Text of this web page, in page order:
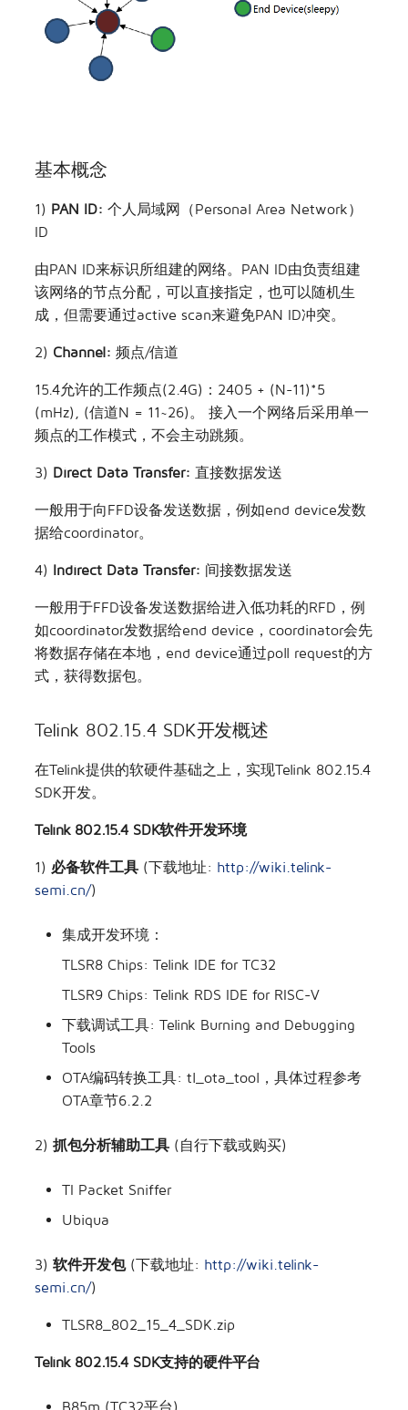
基本概念
1) PAN ID: 个人局域网（Personal Area Network）
ID
由PAN ID来标识所组建的网络。PAN ID由负责组建
该网络的节点分配，可以直接指定，也可以随机生
成，但需要通过active scan来避免PAN ID冲突。
2) Channel: 频点/信道
15.4允许的工作频点(2.4G)：2405 + (N-11)*5
(mHz), (信道N = 11~26)。 接入一个网络后采用单一
频点的工作模式，不会主动跳频。
3) Direct Data Transfer: 直接数据发送
一般用于向FFD设备发送数据，例如end device发数
据给coordinator。
4) Indirect Data Transfer: 间接数据发送
一般用于FFD设备发送数据给进入低功耗的RFD，例
如coordinator发数据给end device，coordinator会先
将数据存储在本地，end device通过poll request的方
式，获得数据包。
Telink 802.15.4 SDK开发概述
在Telink提供的软硬件基础之上，实现Telink 802.15.4
SDK开发。
Telink 802.15.4 SDK软件开发环境
1) 必备软件工具 (下载地址: http://wiki.telink-
semi.cn/)
集成开发环境：
TLSR8 Chips: Telink IDE for TC32
TLSR9 Chips: Telink RDS IDE for RISC-V
下载调试工具: Telink Burning and Debugging
Tools
OTA编码转换工具: tl_ota_tool，具体过程参考
OTA章节6.2.2
2)抓包分析辅助工具 (自行下载或购买)
TI Packet Sniffer
Ubiqua
3)软件开发包(下载地址: http://wiki.telink-
semi.cn/)
TLSR8_802_15_4_SDK.zip
Telink 802.15.4 SDK支持的硬件平台
B85m (TC32平台)